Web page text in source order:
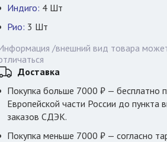
Индиго: 4 Шт
Рио: 3 Шт
/внешний вид товара
Доставка
Покупка больше 7000 ₽ — бесплатно
Европейской части России до пункта
заказов СДЭК.
Покупка меньше 7000 ₽ — согласно